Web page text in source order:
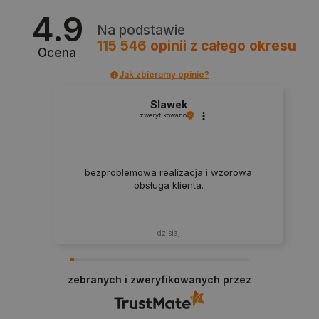
4.9
Ocena
Na podstawie
115 546 opinii z całego okresu
Jak zbieramy opinie?
Slawek
zweryfikowano
bezproblemowa realizacja i wzorowa
obsługa klienta.
dzisiaj
zebranych i zweryfikowanych przez